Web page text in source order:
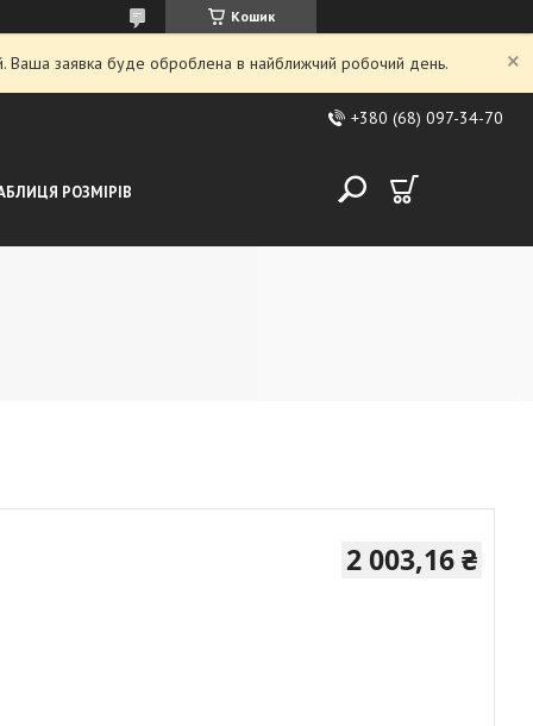
Кошик
Ваша заявка буде оброблена в найближчий робочий день.
+380 (68) 097-34-70
РОЗМІРІВ
2 003,16 ₴